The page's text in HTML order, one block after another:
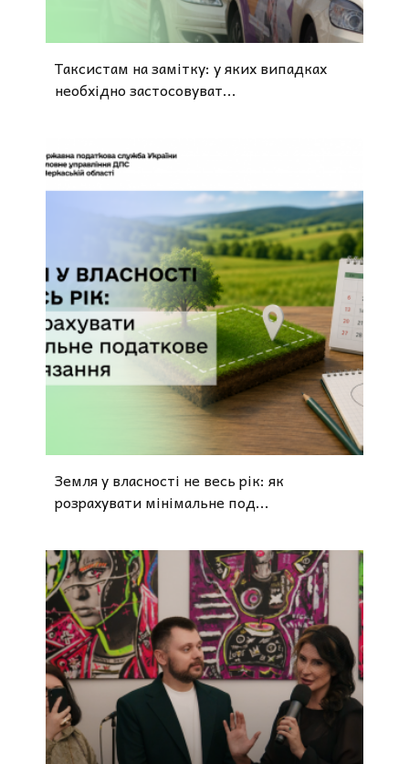
Таксистам на замітку: у яких випадках
необхідно застосовуват...
Земля у власності не весь рік: як
розрахувати мінімальне под...